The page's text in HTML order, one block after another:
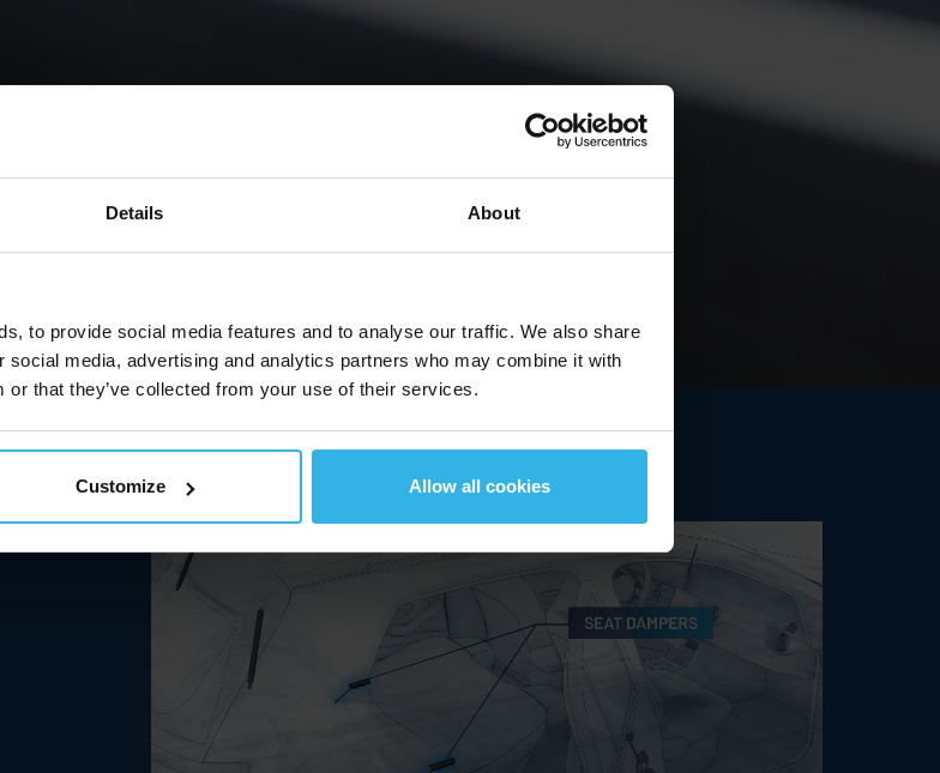
Details About
to provide social media features and to analyse our traffic. We also share
media, advertising and analytics partners who may combine it with
or that they’ve collected from your use of their services.
Customize Allow all cookies